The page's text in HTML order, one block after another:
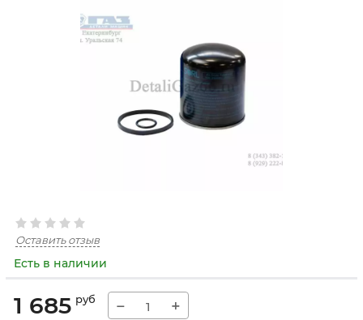
Оставить отзыв
Есть в наличии
1 685 руб − +